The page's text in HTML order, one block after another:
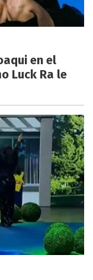
en el
Luck Ra le